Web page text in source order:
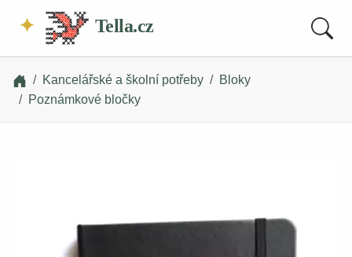
Tella.cz
Kancelářské a školní potřeby
Bloky
Poznámkové bločky